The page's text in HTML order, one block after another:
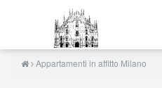
Appartamenti in affitto Milano